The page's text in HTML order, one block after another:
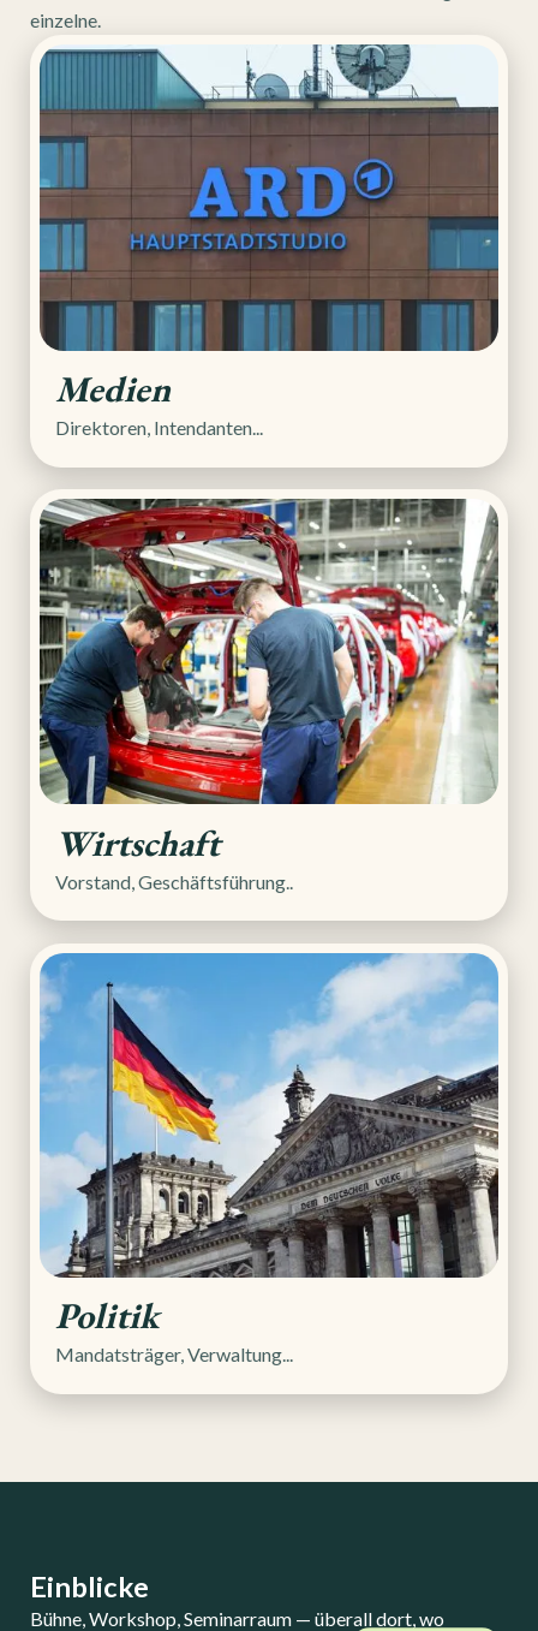
einzelne.
Medien
Direktoren, Intendanten...
Wirtschaft
Vorstand, Geschäftsführung..
Politik
Mandatsträger, Verwaltung...
Einblicke
Bühne, Workshop, Seminarraum — überall dort, wo